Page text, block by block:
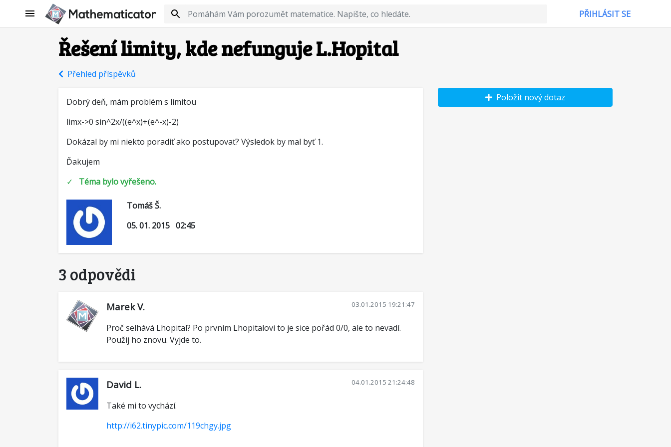
PŘIHLÁSIT SE
Řešení limity, kde nefunguje L.Hopital
Přehled příspěvků
Dobrý deň, mám problém s limitou
limx->0 sin^2x/((e^x)+(e^-x)-2)
Dokázal by mi niekto poradiť ako postupovať? Výsledok by mal byť 1.
Ďakujem
✓ Téma bylo vyřešeno.
Tomáš Š.
05. 01. 2015 02:45
3 odpovědi
Marek V. 03.01.2015 19:21:47
Proč selhává Lhopital? Po prvním Lhopitalovi to je sice pořád 0/0, ale to nevadí.
Použij ho znovu. Vyjde to.
David L. 04.01.2015 21:24:48
Také mi to vychází.
http://i62.tinypic.com/119chgy.jpg
Položit nový dotaz